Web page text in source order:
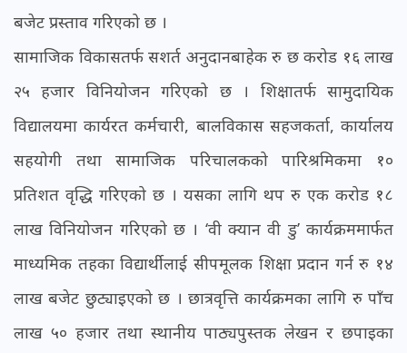
बजेट प्रस्ताव गरिएको छ ।
सामाजिक विकासतर्फ सशर्त अनुदानबाहेक रु छ करोड १६ लाख
२५ हजार विनियोजन गरिएको छ । शिक्षातर्फ सामुदायिक
विद्यालयमा कार्यरत कर्मचारी, बालविकास सहजकर्ता, कार्यालय
सहयोगी तथा सामाजिक परिचालकको पारिश्रमिकमा १०
प्रतिशत वृद्धि गरिएको छ । यसका लागि थप रु एक करोड १८
लाख विनियोजन गरिएको छ । ‘वी क्यान वी डु’ कार्यक्रममार्फत
माध्यमिक तहका विद्यार्थीलाई सीपमूलक शिक्षा प्रदान गर्न रु १४
लाख बजेट छुट्याइएको छ । छात्रवृत्ति कार्यक्रमका लागि रु पाँच
लाख ५० हजार तथा स्थानीय पाठ्यपुस्तक लेखन र छपाइका